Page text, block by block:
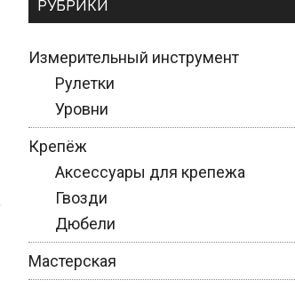
РУБРИКИ
Измерительный инструмент
Рулетки
Уровни
Крепёж
Аксессуары для крепежа
Гвозди
Дюбели
Мастерская